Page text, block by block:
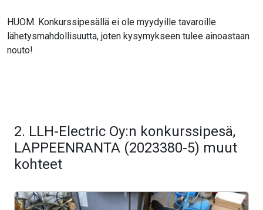
HUOM. Konkurssipesällä ei ole myydyille tavaroille
lähetysmahdollisuutta, joten kysymykseen tulee ainoastaan
nouto!
2. LLH-Electric Oy:n konkurssipesä,
LAPPEENRANTA (2023380-5) muut
kohteet